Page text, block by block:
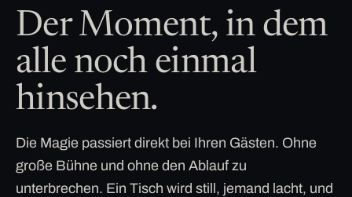
Der Moment, in dem
alle noch einmal
hinsehen.
Die Magie passiert direkt bei Ihren Gästen. Ohne
große Bühne und ohne den Ablauf zu
unterbrechen. Ein Tisch wird still, jemand lacht, und